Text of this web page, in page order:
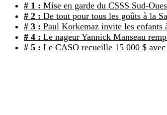
# 1 : Mise en garde du CSSS Sud-
# 2 : De tout pour tous les goûts à la
# 3 : Paul Korkemaz invite les enfants
# 4 : Le nageur Yannick Manseau
# 5 : Le CASO recueille 15 000 $